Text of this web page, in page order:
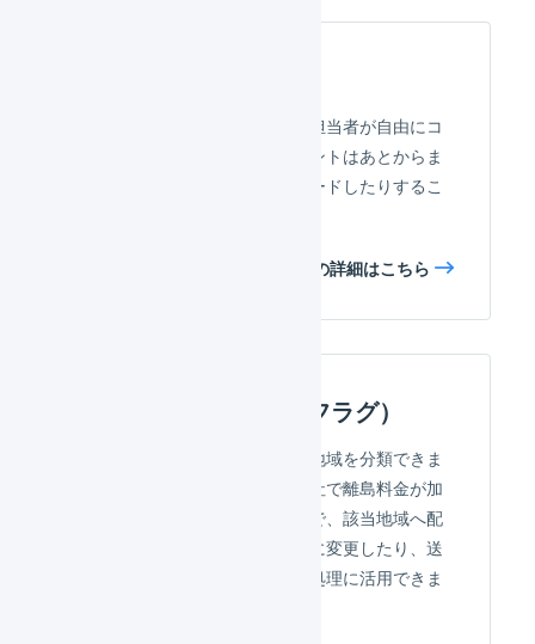
受注伝票に対して、受注処理担当者が自由にコ
メントを追加できます。コメントはあとからま
とめて見返したり、ダウンロードしたりするこ
受注伝票のコメントの詳細はこちら
エリアマスタ（離島フラグ）
郵便番号や住所で、お届け先地域を分類できま
す。例えば、ご契約の配送会社で離島料金が加
算される地域を指定することで、該当地域へ配
送される受注伝票を確認待ちに変更したり、送
料を加算したりといった自動処理に活用できま